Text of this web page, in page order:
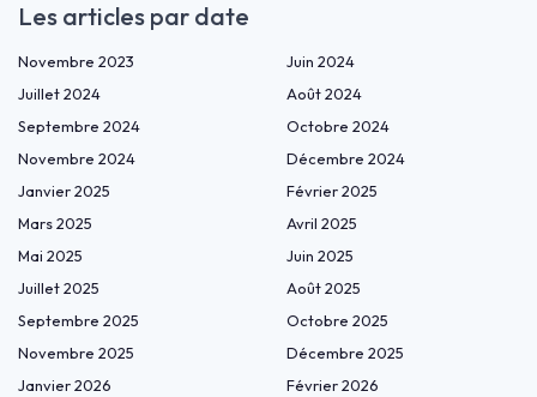
Les articles par date
Novembre 2023
Juin 2024
Juillet 2024
Août 2024
Septembre 2024
Octobre 2024
Novembre 2024
Décembre 2024
Janvier 2025
Février 2025
Mars 2025
Avril 2025
Mai 2025
Juin 2025
Juillet 2025
Août 2025
Septembre 2025
Octobre 2025
Novembre 2025
Décembre 2025
Janvier 2026
Février 2026